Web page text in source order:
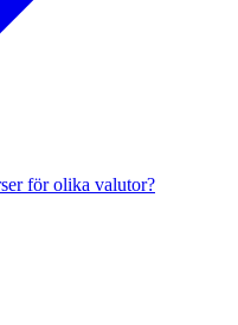
för olika valutor?